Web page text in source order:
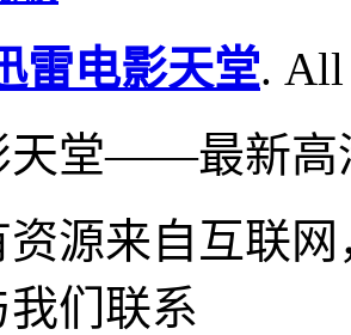
雷电影天堂. All
天堂——最新高
源来自互联
们联系